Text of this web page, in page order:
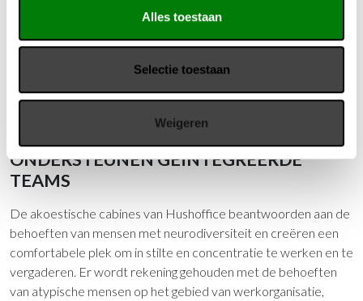
Alles toestaan
Selectie toestaan
Weigeren
en herinrichten die zijn afgestemd op de behoeften van uw
installateurs.
ONDERSTEUNEN GEÏNTEGREERDE
TEAMS
De akoestische cabines van Hushoffice beantwoorden aan de
behoeften van mensen met neurodiversiteit en creëren een
comfortabele plek om in stilte en concentratie te werken en te
vergaderen. Er wordt rekening gehouden met de behoeften
van atypische mensen op het gebied van werkorganisatie,